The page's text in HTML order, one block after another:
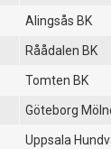
Alingsås BK
Råådalen BK
Tomten BK
Göteborg
Uppsala